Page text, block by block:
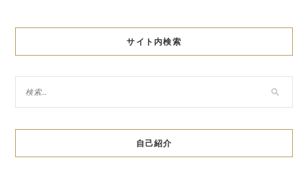
サイト内検索
自己紹介